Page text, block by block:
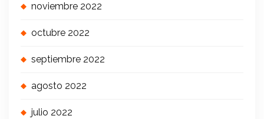
noviembre 2022
octubre 2022
septiembre 2022
agosto 2022
julio 2022